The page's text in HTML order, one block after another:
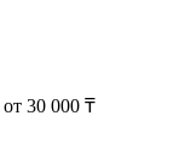
от 30 000 ₸